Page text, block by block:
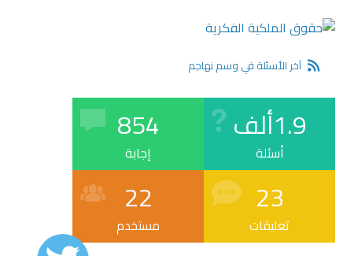
آخر الأسئلة في وسم نهاجم
1.9ألف
أسئلة
854
إجابة
23
تعليقات
22
مستخدم